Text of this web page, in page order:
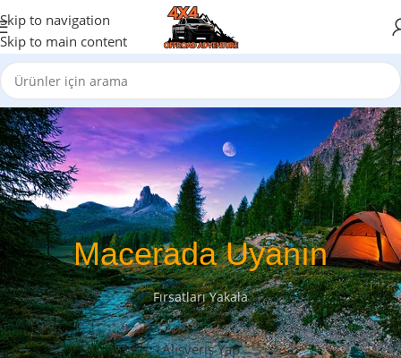
Skip to navigation
Skip to main content
Macerada Uyanın
Fırsatları Yakala
Alışveriş Yap